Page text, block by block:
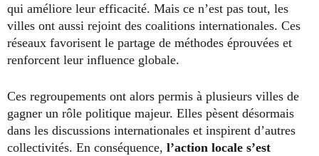
qui améliore leur efficacité. Mais ce n’est pas tout, les
villes ont aussi rejoint des coalitions internationales. Ces
réseaux favorisent le partage de méthodes éprouvées et
renforcent leur influence globale.
Ces regroupements ont alors permis à plusieurs villes de
gagner un rôle politique majeur. Elles pèsent désormais
dans les discussions internationales et inspirent d’autres
collectivités. En conséquence, l’action locale s’est